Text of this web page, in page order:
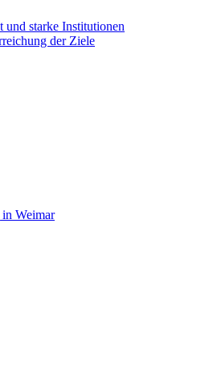
und starke Institutionen
der Ziele
Weimar